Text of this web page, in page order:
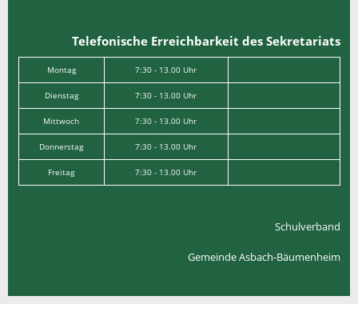
Telefonische Erreichbarkeit des Sekretariats
Montag 7:30 - 13.00 Uhr
Dienstag 7:30 - 13.00 Uhr
Mittwoch 7:30 - 13.00 Uhr
Donnerstag 7:30 - 13.00 Uhr
Freitag 7:30 - 13.00 Uhr
Schulverband
Gemeinde Asbach-Bäumenheim